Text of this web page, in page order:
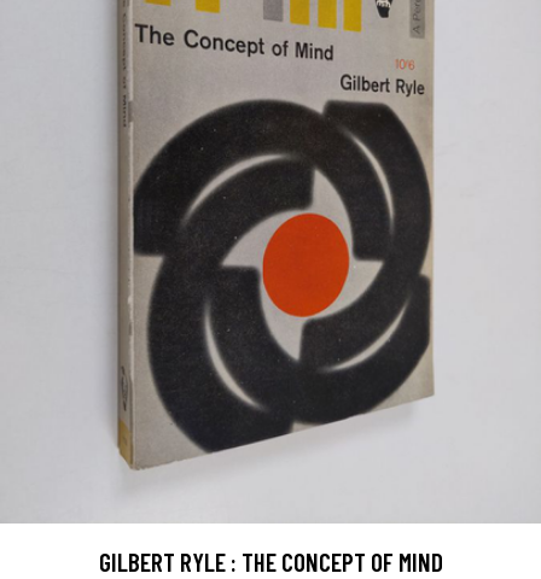
GILBERT RYLE : THE CONCEPT OF MIND